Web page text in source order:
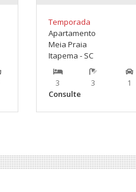
Temporada
Apartamento
Meia Praia
Itapema - SC
3 3
1
Consulte